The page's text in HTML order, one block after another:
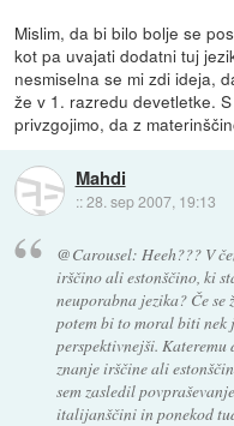
Mislim, da bi bilo bolje se
kot pa uvajati dodatni tuj
nesmiselna se mi zdi ideja,
že v 1. razredu devetletke.
privzgojimo, da z
Mahdi
::28. sep 2007, 19:13
@Carousel: Heeh??? V
irščino ali estonščino, ki
neuporabna jezika? Če se
potem bi to moral biti nek
perspektivnejši.
znanje irščine ali
sem zasledil
italijanščini in ponekod